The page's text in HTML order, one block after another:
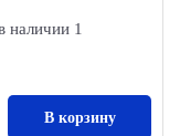
наличии 1
В корзину